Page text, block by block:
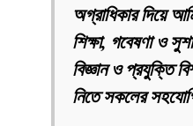
অগ্রাধিকার দিয়ে
শিক্ষা, গবেষণা ও
বিজ্ঞান ও প্রযুক্তি
নিতে সকলের